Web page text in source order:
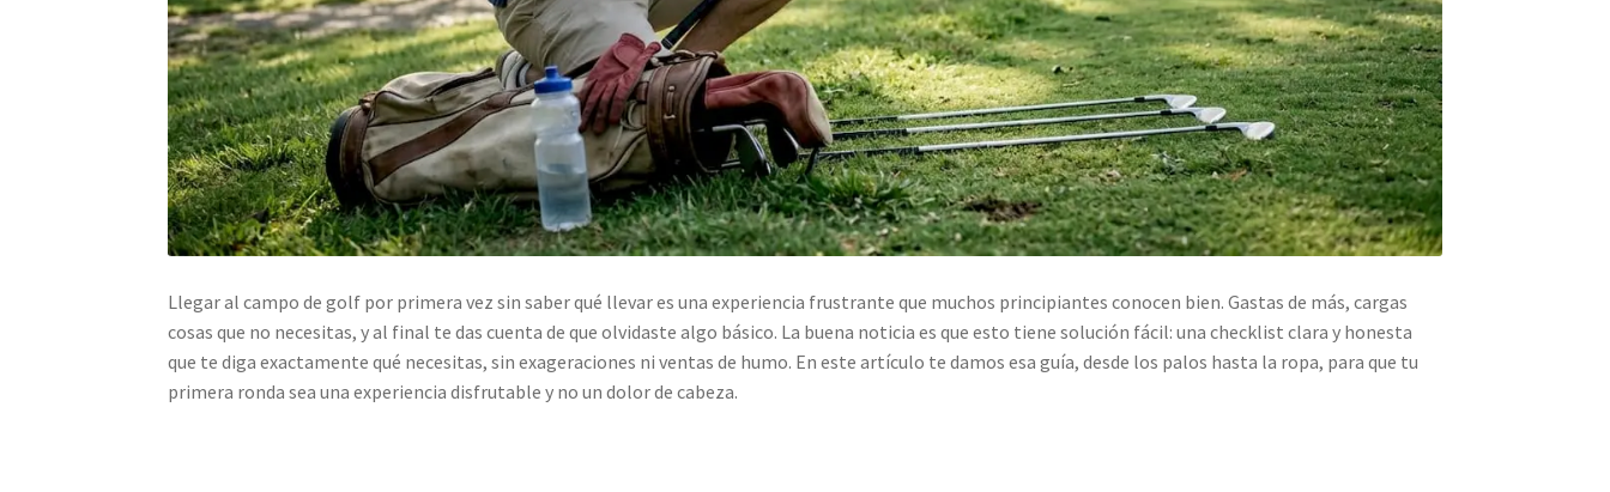
Llegar al campo de golf por primera vez sin saber qué llevar es una experiencia frustrante que muchos principiantes conocen bien. Gastas de más, cargas
cosas que no necesitas, y al final te das cuenta de que olvidaste algo básico. La buena noticia es que esto tiene solución fácil: una checklist clara y honesta
que te diga exactamente qué necesitas, sin exageraciones ni ventas de humo. En este artículo te damos esa guía, desde los palos hasta la ropa, para que tu
primera ronda sea una experiencia disfrutable y no un dolor de cabeza.